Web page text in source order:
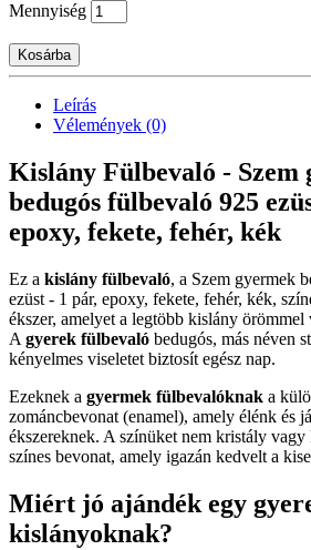
Mennyiség
Kosárba
Leírás
Vélemények (0)
Kislány Fülbevaló - Szem
bedugós fülbevaló 925
epoxy, fekete, fehér, kék
Ez a kislány fülbevaló, a Szem gyermek
ezüst - 1 pár, epoxy, fekete, fehér, kék,
ékszer, amelyet a legtöbb kislány
A gyerek fülbevaló bedugós, más néven
kényelmes viseletet biztosít egész nap.
Ezeknek a gyermek fülbevalóknak a
zománcbevonat (enamel), amely élénk és
ékszereknek. A színüket nem kristály vagy
színes bevonat, amely igazán kedvelt a
Miért jó ajándék egy
kislányoknak?